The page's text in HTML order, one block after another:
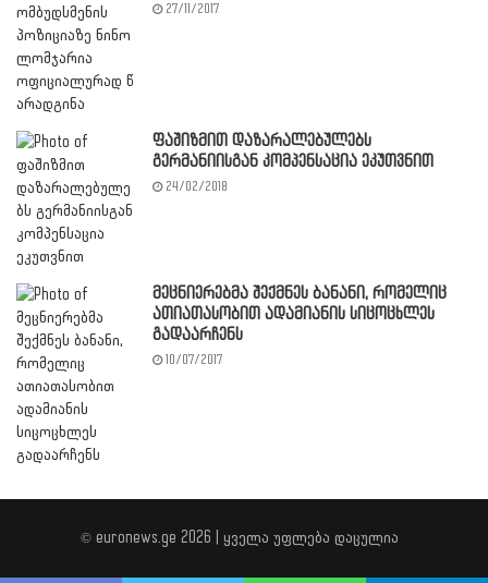
27/11/2017
ფაშიზმით დაზარალებულებს
გერმანიისგან კომპენსაცია ეკუთვნით
24/02/2018
მეცნიერებმა შექმნეს ბანანი, რომელიც
ათიათასობით ადამიანის სიცოცხლეს
გადაარჩენს
10/07/2017
© euronews.ge 2026 | ყველა უფლება დაცულია